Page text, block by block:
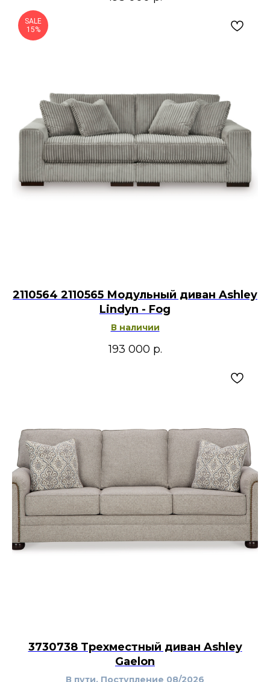
SALE
15%
2110564 2110565 Модульный диван Ashley
Lindyn - Fog
В наличии
193 000 р.
3730738 Трехместный диван Ashley
Gaelon
В пути. Поступление 08/2026